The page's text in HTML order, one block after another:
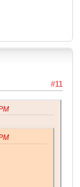
#11